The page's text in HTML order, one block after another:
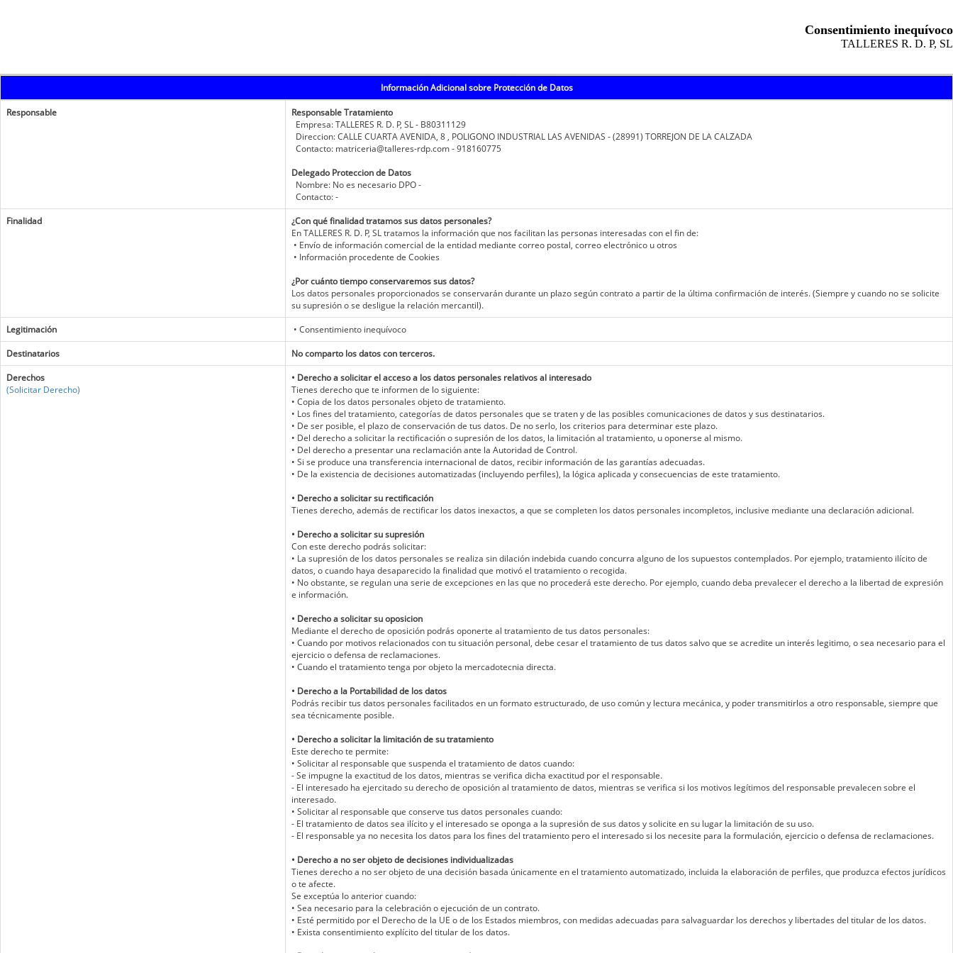
Consentimiento inequívoco
TALLERES R. D. P, SL
Información Adicional sobre Protección de Datos
Responsable
Responsable Tratamiento
Empresa: TALLERES R. D. P, SL - B80311129
Direccion: CALLE CUARTA AVENIDA, 8 , POLIGONO INDUSTRIAL LAS AVENIDAS - (28991) TORREJON DE LA CALZADA
Contacto: matriceria@talleres-rdp.com - 918160775
Delegado Proteccion de Datos
Nombre: No es necesario DPO -
Contacto: -
Finalidad
¿Con qué finalidad tratamos sus datos personales?
En TALLERES R. D. P, SL tratamos la información que nos facilitan las personas interesadas con el fin de:
• Envío de información comercial de la entidad mediante correo postal, correo electrónico u otros
• Información procedente de Cookies
¿Por cuánto tiempo conservaremos sus datos?
Los datos personales proporcionados se conservarán durante un plazo según contrato a partir de la última confirmación de interés. (Siempre y cuando no se solicite
su supresión o se desligue la relación mercantil).
Legitimación
• Consentimiento inequívoco
Destinatarios
No comparto los datos con terceros.
Derechos
(Solicitar Derecho)
• Derecho a solicitar el acceso a los datos personales relativos al interesado
Tienes derecho que te informen de lo siguiente:
• Copia de los datos personales objeto de tratamiento.
• Los fines del tratamiento, categorías de datos personales que se traten y de las posibles comunicaciones de datos y sus destinatarios.
• De ser posible, el plazo de conservación de tus datos. De no serlo, los criterios para determinar este plazo.
• Del derecho a solicitar la rectificación o supresión de los datos, la limitación al tratamiento, u oponerse al mismo.
• Del derecho a presentar una reclamación ante la Autoridad de Control.
• Si se produce una transferencia internacional de datos, recibir información de las garantías adecuadas.
• De la existencia de decisiones automatizadas (incluyendo perfiles), la lógica aplicada y consecuencias de este tratamiento.
• Derecho a solicitar su rectificación
Tienes derecho, además de rectificar los datos inexactos, a que se completen los datos personales incompletos, inclusive mediante una declaración adicional.
• Derecho a solicitar su supresión
Con este derecho podrás solicitar:
• La supresión de los datos personales se realiza sin dilación indebida cuando concurra alguno de los supuestos contemplados. Por ejemplo, tratamiento ilícito de
datos, o cuando haya desaparecido la finalidad que motivó el tratamiento o recogida.
• No obstante, se regulan una serie de excepciones en las que no procederá este derecho. Por ejemplo, cuando deba prevalecer el derecho a la libertad de expresión
e información.
• Derecho a solicitar su oposicion
Mediante el derecho de oposición podrás oponerte al tratamiento de tus datos personales:
• Cuando por motivos relacionados con tu situación personal, debe cesar el tratamiento de tus datos salvo que se acredite un interés legitimo, o sea necesario para el
ejercicio o defensa de reclamaciones.
• Cuando el tratamiento tenga por objeto la mercadotecnia directa.
• Derecho a la Portabilidad de los datos
Podrás recibir tus datos personales facilitados en un formato estructurado, de uso común y lectura mecánica, y poder transmitirlos a otro responsable, siempre que
sea técnicamente posible.
• Derecho a solicitar la limitación de su tratamiento
Este derecho te permite:
• Solicitar al responsable que suspenda el tratamiento de datos cuando:
- Se impugne la exactitud de los datos, mientras se verifica dicha exactitud por el responsable.
- El interesado ha ejercitado su derecho de oposición al tratamiento de datos, mientras se verifica si los motivos legítimos del responsable prevalecen sobre el
interesado.
• Solicitar al responsable que conserve tus datos personales cuando:
- El tratamiento de datos sea ilícito y el interesado se oponga a la supresión de sus datos y solicite en su lugar la limitación de su uso.
- El responsable ya no necesita los datos para los fines del tratamiento pero el interesado si los necesite para la formulación, ejercicio o defensa de reclamaciones.
• Derecho a no ser objeto de decisiones individualizadas
Tienes derecho a no ser objeto de una decisión basada únicamente en el tratamiento automatizado, incluida la elaboración de perfiles, que produzca efectos jurídicos
o te afecte.
Se exceptúa lo anterior cuando:
• Sea necesario para la celebración o ejecución de un contrato.
• Esté permitido por el Derecho de la UE o de los Estados miembros, con medidas adecuadas para salvaguardar los derechos y libertades del titular de los datos.
• Exista consentimiento explícito del titular de los datos.